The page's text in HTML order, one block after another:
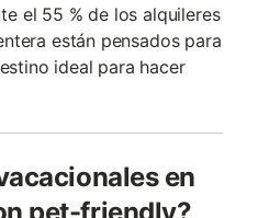
el 55 % de los alquileres
están pensados para
ideal para hacer
en